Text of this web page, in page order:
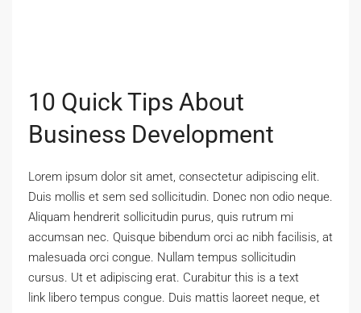
10 Quick Tips About
Business Development
Lorem ipsum dolor sit amet, consectetur adipiscing elit.
Duis mollis et sem sed sollicitudin. Donec non odio neque.
Aliquam hendrerit sollicitudin purus, quis rutrum mi
accumsan nec. Quisque bibendum orci ac nibh facilisis, at
malesuada orci congue. Nullam tempus sollicitudin
cursus. Ut et adipiscing erat. Curabitur this is a text
link libero tempus congue. Duis mattis laoreet neque, et